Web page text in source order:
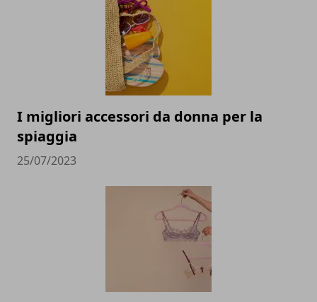
I migliori accessori da donna per la
spiaggia
25/07/2023